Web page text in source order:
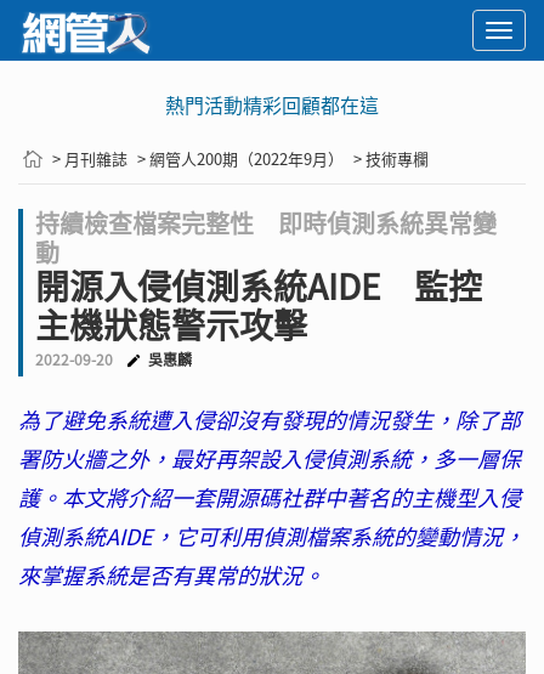
熱門活動精彩回顧都在這
> 月刊雜誌 > 網管人200期（2022年9月） > 技術專欄
持續檢查檔案完整性 即時偵測系統異常變
動
開源入侵偵測系統AIDE 監控
主機狀態警示攻擊
2022-09-20 吳惠麟
為了避免系統遭入侵卻沒有發現的情況發生，除了部
署防火牆之外，最好再架設入侵偵測系統，多一層保
護。本文將介紹一套開源碼社群中著名的主機型入侵
偵測系統AIDE，它可利用偵測檔案系統的變動情況，
來掌握系統是否有異常的狀況。